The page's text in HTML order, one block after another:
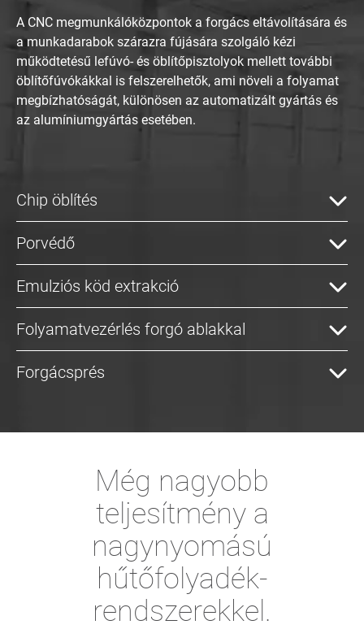
A CNC megmunkálóközpontok a forgács eltávolítására és
a munkadarabok szárazra fújására szolgáló kézi
működtetésű lefúvó- és öblítőpisztolyok mellett további
öblítőfúvókákkal is felszerelhetők, ami növeli a folyamat
megbízhatóságát, különösen az automatizált gyártás és
az alumíniumgyártás esetében.
Chip öblítés
Porvédő
Emulziós köd extrakció
Folyamatvezérlés forgó ablakkal
Forgácsprés
Még nagyobb
teljesítmény a
nagynyomású
hűtőfolyadék-
rendszerekkel.